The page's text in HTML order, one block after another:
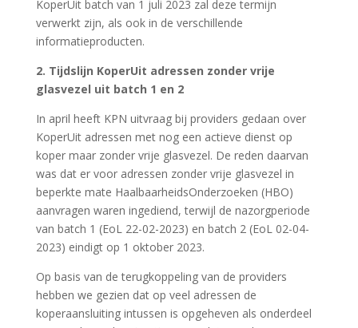
KoperUit batch van 1 juli 2023 zal deze termijn
verwerkt zijn, als ook in de verschillende
informatieproducten.
2. Tijdslijn KoperUit adressen zonder vrije
glasvezel uit batch 1 en 2
In april heeft KPN uitvraag bij providers gedaan over
KoperUit adressen met nog een actieve dienst op
koper maar zonder vrije glasvezel. De reden daarvan
was dat er voor adressen zonder vrije glasvezel in
beperkte mate HaalbaarheidsOnderzoeken (HBO)
aanvragen waren ingediend, terwijl de nazorgperiode
van batch 1 (EoL 22-02-2023) en batch 2 (EoL 02-04-
2023) eindigt op 1 oktober 2023.
Op basis van de terugkoppeling van de providers
hebben we gezien dat op veel adressen de
koperaansluiting intussen is opgeheven als onderdeel